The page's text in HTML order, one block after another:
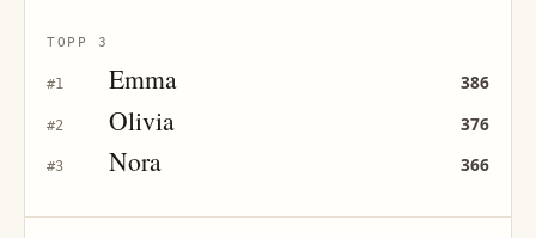
TOPP 3
#1 Emma 386
#2 Olivia 376
#3 Nora 366